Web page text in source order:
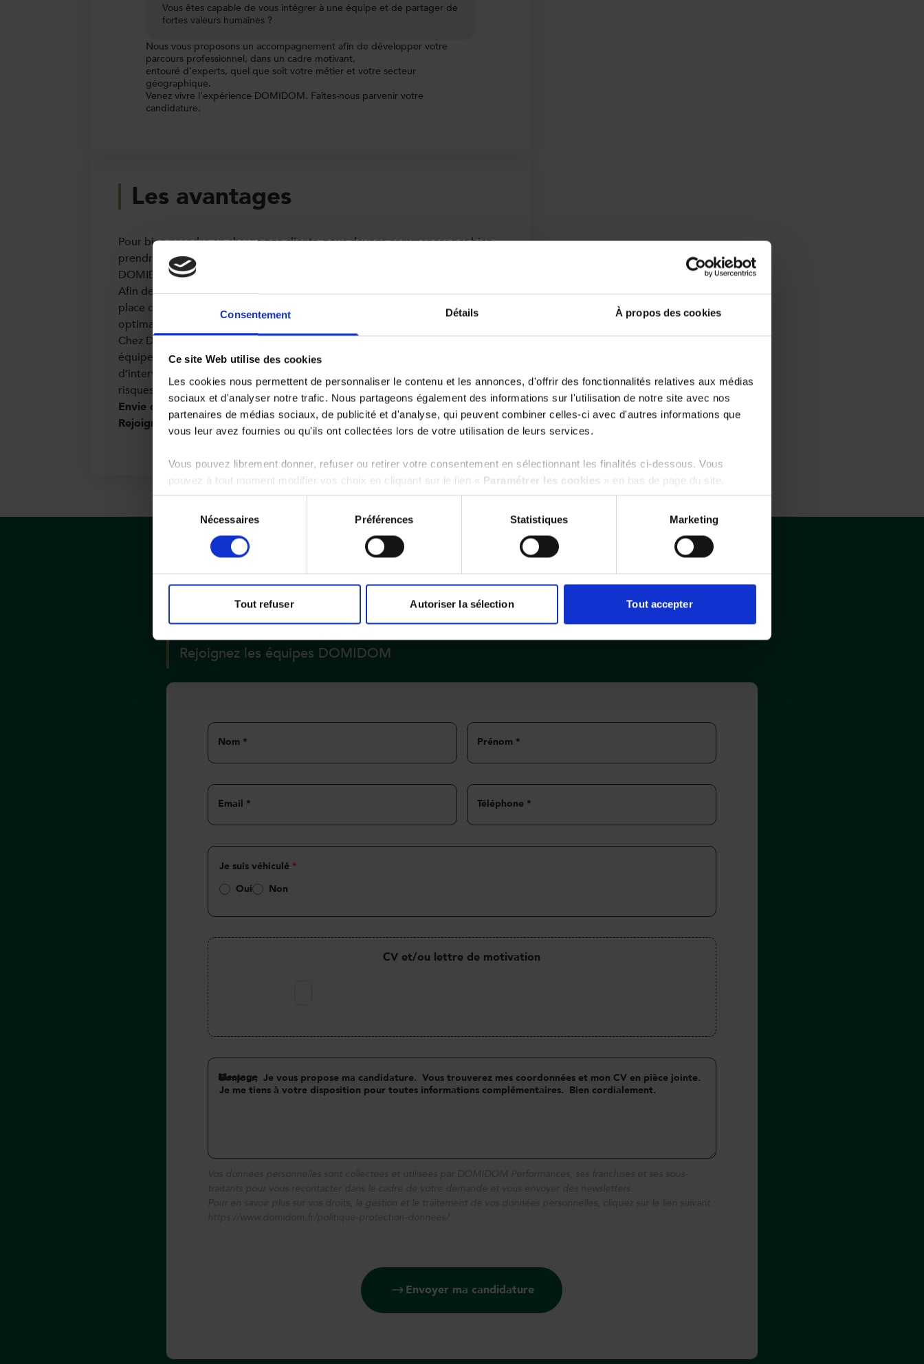
Consentement Détails À propos des cookies
Ce site Web utilise des cookies
Les cookies nous permettent de personnaliser le contenu et les annonces, d'offrir des fonctionnalités relatives aux médias
sociaux et d'analyser notre trafic. Nous partageons également des informations sur l'utilisation de notre site avec nos
partenaires de médias sociaux, de publicité et d'analyse, qui peuvent combiner celles-ci avec d'autres informations que
vous leur avez fournies ou qu'ils ont collectées lors de votre utilisation de leurs services.
Vous pouvez librement donner, refuser ou retirer votre consentement en sélectionnant les finalités ci-dessous. Vous
pouvez à tout moment modifier vos choix en cliquant sur le lien « Paramétrer les cookies » en bas de page du site.
du
consentement
Nécessaires Préférences Statistiques Marketing
Tout refuser Autoriser la sélection Tout accepter
Vous êtes capable de vous intégrer à une équipe et de partager de
fortes valeurs humaines ?
Nous vous proposons un accompagnement afin de développer votre
parcours professionnel, dans un cadre motivant,
entouré d’experts, quel que soit votre métier et votre secteur
géographique.
Venez vivre l’expérience DOMIDOM. Faites-nous parvenir votre
candidature.
Les avantages
Pour bien prendre en charge nos clients, nous devons commencer par bien
prendre en charge nos collaborateurs. C’est une conviction très forte chez
DOMIDOM.
Afin de favoriser la qualité de vie au travail de ses équipes, nous mettons en
place des actions d’intégration, de formation et adaptons de la façon la plus
optimale possible l’organisation du travail.
Chez DOMIDOM, nous nous engageons à mettre à disposition les
équipements adaptés, à aménager au mieux les lieux et horaires
d’interventions et à sensibiliser les clients sur l’importance de prévenir les
risques présents à leur domicile constituant vos lieux de travail.
Envie d’intégrer une entreprise plaçant l’humain au cœur de son métier ?
Rejoignez-nous !
POSTULEZ À CETTE
OFFRE
Rejoignez les équipes DOMIDOM
candidature
Nom * Prénom *
Email * Téléphone *
Je suis véhiculé *
Oui
Non
CV et/ou lettre de motivation
Message
Vos données personnelles sont collectées et utilisées par DOMIDOM Performances, ses franchisés et ses sous-
traitants pour vous recontacter dans le cadre de votre demande et vous envoyer des newsletters.
Pour en savoir plus sur vos droits, la gestion et le traitement de vos données personnelles, cliquez sur le lien suivant :
https://www.domidom.fr/politique-protection-donnees/
Envoyer ma candidature